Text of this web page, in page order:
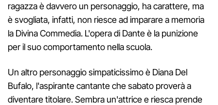
ragazza è davvero un personaggio, ha carattere, ma
è svogliata, infatti, non riesce ad imparare a memoria
la Divina Commedia. L'opera di Dante è la punizione
per il suo comportamento nella scuola.
Un altro personaggio simpaticissimo è Diana Del
Bufalo, l'aspirante cantante che sabato proverà a
diventare titolare. Sembra un'attrice e riesca prende